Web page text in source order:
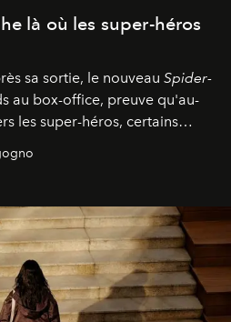
là où les super-héros
sa sortie, le nouveau Spider-
au box-office, preuve qu'au-
les super-héros, certains